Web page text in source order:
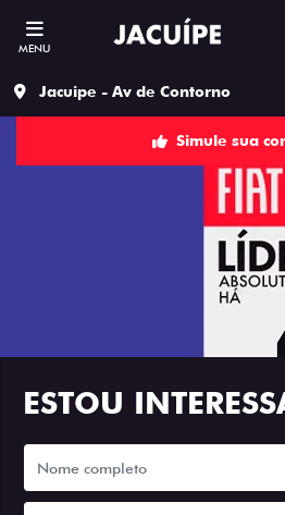
MENU
Jacuipe - Av de Contorno
ESTOU
Simule sua